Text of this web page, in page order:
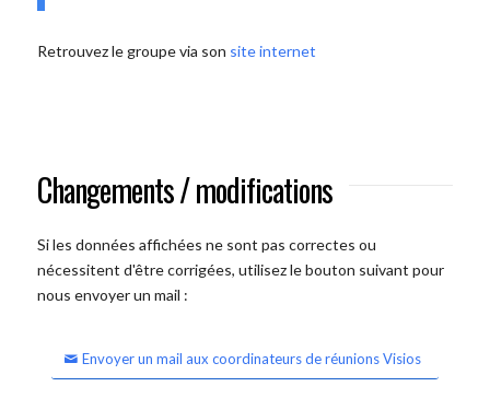
Retrouvez le groupe via son site internet
Changements / modifications
Si les données affichées ne sont pas correctes ou
nécessitent d'être corrigées, utilisez le bouton suivant pour
nous envoyer un mail :
Envoyer un mail aux coordinateurs de réunions Visios